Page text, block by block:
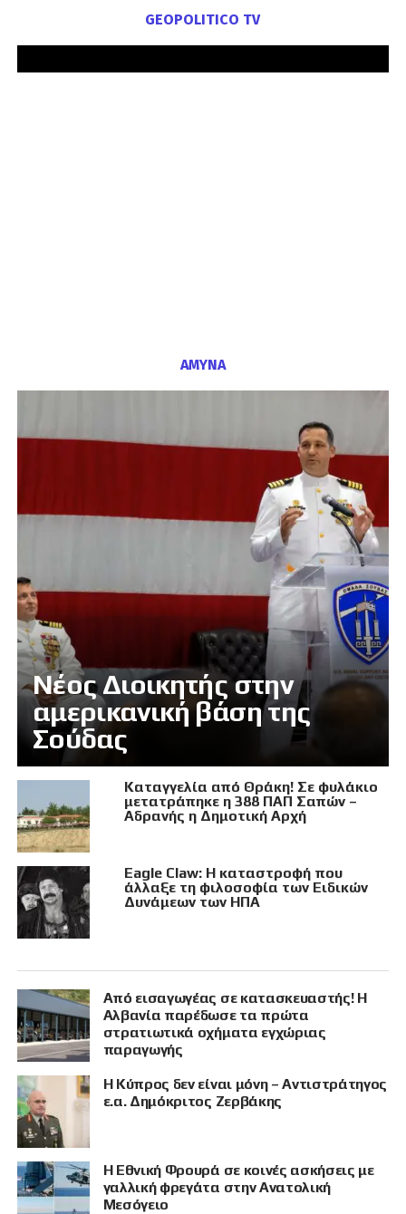
GEOPOLITICO TV
ΑΜΥΝΑ
Νέος Διοικητής στην
αμερικανική βάση της
Σούδας
Καταγγελία από Θράκη! Σε φυλάκιο
μετατράπηκε η 388 ΠΑΠ Σαπών –
Αδρανής η Δημοτική Αρχή
Eagle Claw: Η καταστροφή που
άλλαξε τη φιλοσοφία των Ειδικών
Δυνάμεων των ΗΠΑ
Από εισαγωγέας σε κατασκευαστής! Η
Αλβανία παρέδωσε τα πρώτα
στρατιωτικά οχήματα εγχώριας
παραγωγής
Η Κύπρος δεν είναι μόνη – Αντιστράτηγος
ε.α. Δημόκριτος Ζερβάκης
Η Εθνική Φρουρά σε κοινές ασκήσεις με
γαλλική φρεγάτα στην Ανατολική
Μεσόγειο